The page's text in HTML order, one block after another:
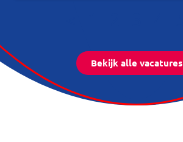
Bekijk alle vacatures